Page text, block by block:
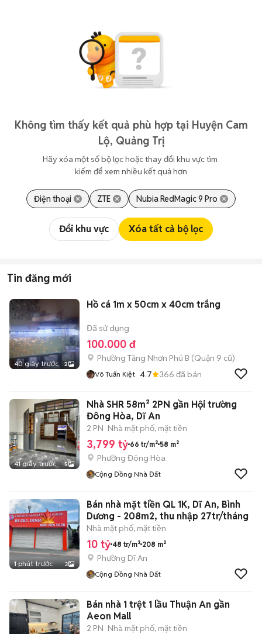
Không tìm thấy kết quả phù hợp tại Huyện Cam
Lộ, Quảng Trị
Hãy xóa một số bộ lọc hoặc thay đổi khu vực tìm
kiếm để xem nhiều kết quả hơn
Điện thoại ZTE Nubia RedMagic 9 Pro
Đổi khu vực Xóa tất cả bộ lọc
Tin đăng mới
40 giây trước 2
Hồ cá 1m x 50cm x 40cm trắng
Đã sử dụng
100.000 đ
Phường Tăng Nhơn Phú B (Quận 9 cũ)
Võ Tuấn Kiệt 4.7 366 đã bán
41 giây trước 5
Nhà SHR 58m² 2PN gần Hội trường
Đông Hòa, Dĩ An
2 PN Nhà mặt phố, mặt tiền
3,799 tỷ 66 tr/m² 58 m²
Phường Đông Hòa
Cộng Đồng Nhà Đất
1 phút trước 3
Bán nhà mặt tiền QL 1K, Dĩ An, Bình
Dương - 208m2, thu nhập 27tr/tháng
Nhà mặt phố, mặt tiền
10 tỷ 48 tr/m² 208 m²
Phường Dĩ An
Cộng Đồng Nhà Đất
Bán nhà 1 trệt 1 lầu Thuận An gần
Aeon Mall
2 PN Nhà mặt phố, mặt tiền